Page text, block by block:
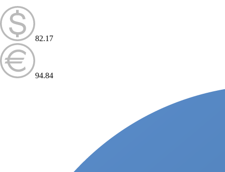
82.17
94.84